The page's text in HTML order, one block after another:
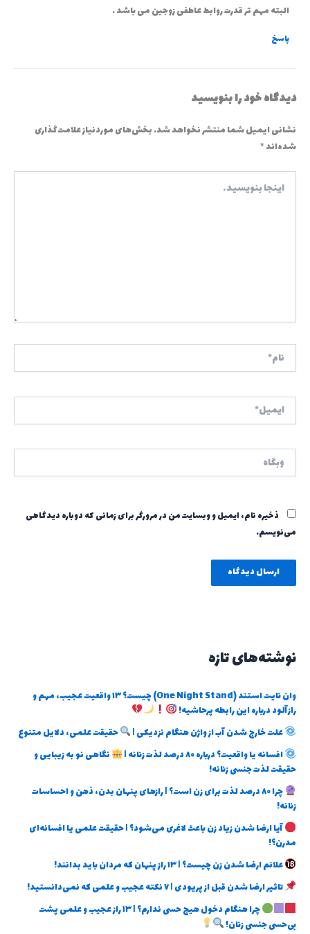
البته مهم تر قدرت روابط عاطفی زوجین می باشد .
پاسخ
دیدگاه‌ خود را بنویسید
نشانی ایمیل شما منتشر نخواهد شد.بخش‌های موردنیاز علامت‌گذاری
شده‌اند*
اینجا
بنویسید…
ایمیل*
ذخیره نام، ایمیل و وبسایت من در مرورگر برای زمانی که دوباره دیدگاهی
می‌نویسم.
نوشته‌های تازه
وان نایت استند (One Night Stand) چیست؟ ۱۳ واقعیت عجیب، مهم و
رازآلود درباره این رابطه پرحاشیه!
علت خارج شدن آب از واژن هنگام نزدیکی |
حقیقت علمی، دلایل متنوع
افسانه یا واقعیت؟ درباره ۸۰ درصد لذت زنانه |
نگاهی نو به زیبایی و
حقیقت لذت جنسی زنانه!
چرا ۸۰ درصد لذت برای زن است؟ | رازهای پنهان بدن، ذهن و احساسات
زنانه!
آیا ارضا شدن زیاد زن باعث لاغری می‌شود؟ | حقیقت علمی یا افسانه‌ای
مدرن؟!
علائم ارضا شدن زن چیست؟ | ۱۳ راز پنهان که مردان باید بدانند!
تاثیر ارضا شدن قبل از پریودی | ۷ نکته عجیب و علمی که نمی‌دانستید!
چرا هنگام دخول هیچ حسی ندارم؟ | ۱۳ راز عجیب و علمی پشت
بی‌حسی جنسی زنان!